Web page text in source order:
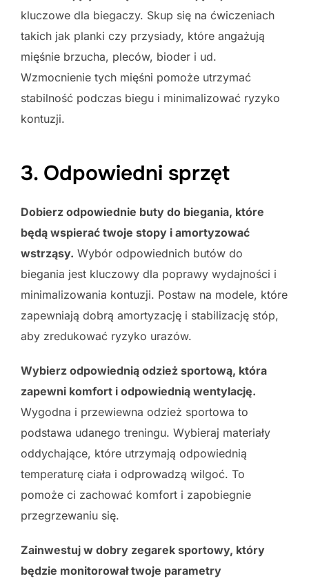
kluczowe dla biegaczy. Skup się na ćwiczeniach
takich jak planki czy przysiady, które angażują
mięśnie brzucha, pleców, bioder i ud.
Wzmocnienie tych mięśni pomoże utrzymać
stabilność podczas biegu i minimalizować ryzyko
kontuzji.
3. Odpowiedni sprzęt
Dobierz odpowiednie buty do biegania, które
będą wspierać twoje stopy i amortyzować
wstrząsy. Wybór odpowiednich butów do
biegania jest kluczowy dla poprawy wydajności i
minimalizowania kontuzji. Postaw na modele, które
zapewniają dobrą amortyzację i stabilizację stóp,
aby zredukować ryzyko urazów.
Wybierz odpowiednią odzież sportową, która
zapewni komfort i odpowiednią wentylację.
Wygodna i przewiewna odzież sportowa to
podstawa udanego treningu. Wybieraj materiały
oddychające, które utrzymają odpowiednią
temperaturę ciała i odprowadzą wilgoć. To
pomoże ci zachować komfort i zapobiegnie
przegrzewaniu się.
Zainwestuj w dobry zegarek sportowy, który
będzie monitorował twoje parametry